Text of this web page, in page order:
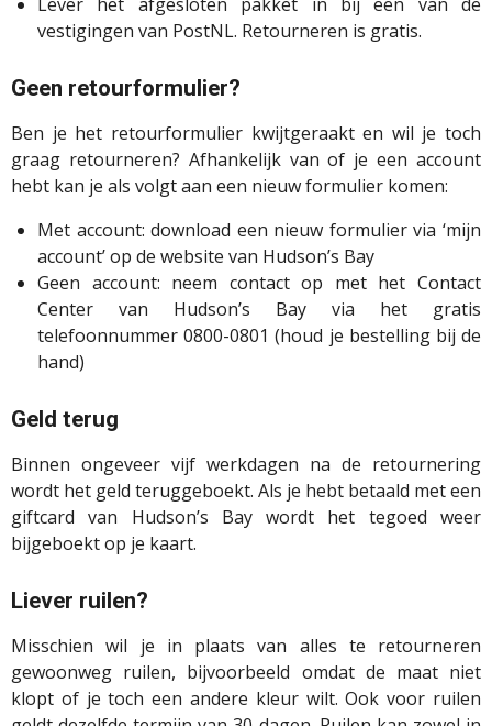
vestigingen van PostNL. Retourneren is gratis.
Geen retourformulier?
Ben je het retourformulier kwijtgeraakt en wil je toch
graag retourneren? Afhankelijk van of je een account
hebt kan je als volgt aan een nieuw formulier komen:
Met account: download een nieuw formulier via ‘mijn
account’ op de website van Hudson’s Bay
Geen account: neem contact op met het Contact
Center van Hudson’s Bay via het gratis
telefoonnummer 0800-0801 (houd je bestelling bij de
hand)
Geld terug
Binnen ongeveer vijf werkdagen na de retournering
wordt het geld teruggeboekt. Als je hebt betaald met een
giftcard van Hudson’s Bay wordt het tegoed weer
bijgeboekt op je kaart.
Liever ruilen?
Misschien wil je in plaats van alles te retourneren
gewoonweg ruilen, bijvoorbeeld omdat de maat niet
klopt of je toch een andere kleur wilt. Ook voor ruilen